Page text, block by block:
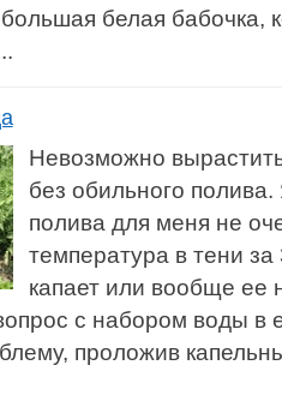
белая бабочка,
Невозможно
без обильного
полива для меня не
температура в тени
капает или вообще ее
с набором воды в
проложив